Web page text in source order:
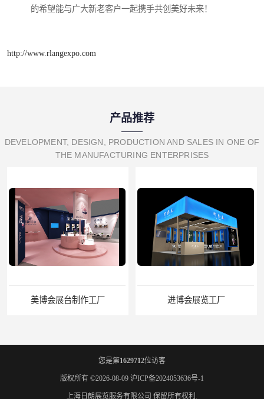
的希望能与广大新老客户一起携手共创美好未来！
http://www.rlangexpo.com
产品推荐
DEVELOPMENT, DESIGN, PRODUCTION AND SALES IN ONE OF
THE MANUFACTURING ENTERPRISES
美博会展台制作工厂 进博会展览工厂
您是第1629712位访客
版权所有 ©2026-08-09 沪ICP备2024053636号-1
上海日朗展览服务有限公司 保留所有权利.